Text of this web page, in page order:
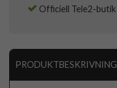
Officiell Tele2-butik
PRODUKTBESKRIVNING